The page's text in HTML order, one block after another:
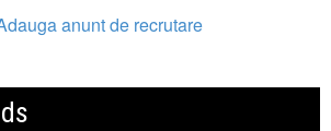
anunt de recrutare